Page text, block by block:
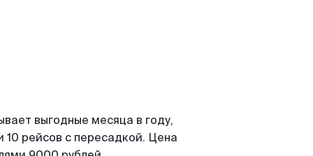
выгодные месяца в году,
рейсов с пересадкой. Цена